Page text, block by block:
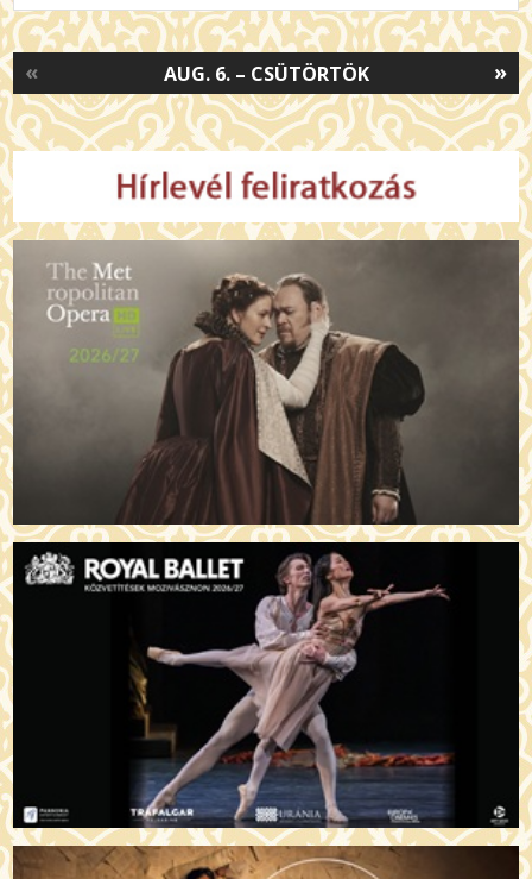
»
AUG. 6. – CSÜTÖRTÖK
«